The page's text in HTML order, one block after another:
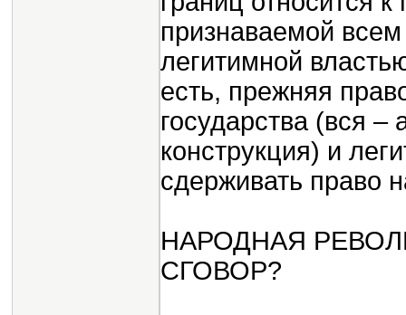
признаваемой
легитимной
есть, прежняя
государства (вся –
конструкция) и
сдерживать право
НАРОДНАЯ
СГОВОР?